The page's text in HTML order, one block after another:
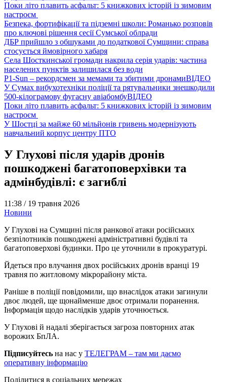
Поки літо плавить асфальт: 5 книжкових історій із зимовим
настроєм
Безпека, фортифікації та підземні школи: Романько розповів
про ключові рішення сесії Сумської облради
ДБР прийшло з обшуками до податкової Сумщини: справа
стосується ймовірного хабаря
Села Шосткинської громади накрила серія ударів: частина
населених пунктів залишилася без води
P1-Sun – рекордсмен за мемами та збитими дронамиВІДЕО
У Сумах вибухотехніки поліції та рятувальники знешкодили
500-кілограмову фугасну авіабомбуВІДЕО
Поки літо плавить асфальт: 5 книжкових історій із зимовим
настроєм
У Шостці за майже 60 мільйонів гривень модернізують
навчальний корпус центру ПТО
У Глухові після ударів дронів
пошкоджені багатоповерхівки та
адмінбудівлі: є загиблі
11:38 / 19 травня 2026
Новини
У Глухові на Сумщині після ранкової атаки російських
безпілотників пошкоджені адміністративні будівлі та
багатоповерхові будинки. Про це уточнили в прокуратурі.
Йдеться про влучання двох російських дронів вранці 19
травня по житловому мікрорайону міста.
Раніше в поліції повідомили, що внаслідок атаки загинули
двоє людей, ще щонайменше двоє отримали поранення.
Інформація щодо наслідків ударів уточнюється.
У Глухові й надалі зберігається загроза повторних атак
ворожих БпЛА.
Підписуйтесь на нас у ТЕЛЕГРАМ – там ми даємо
оперативну інформацію
Поділитися в соціальних мережах